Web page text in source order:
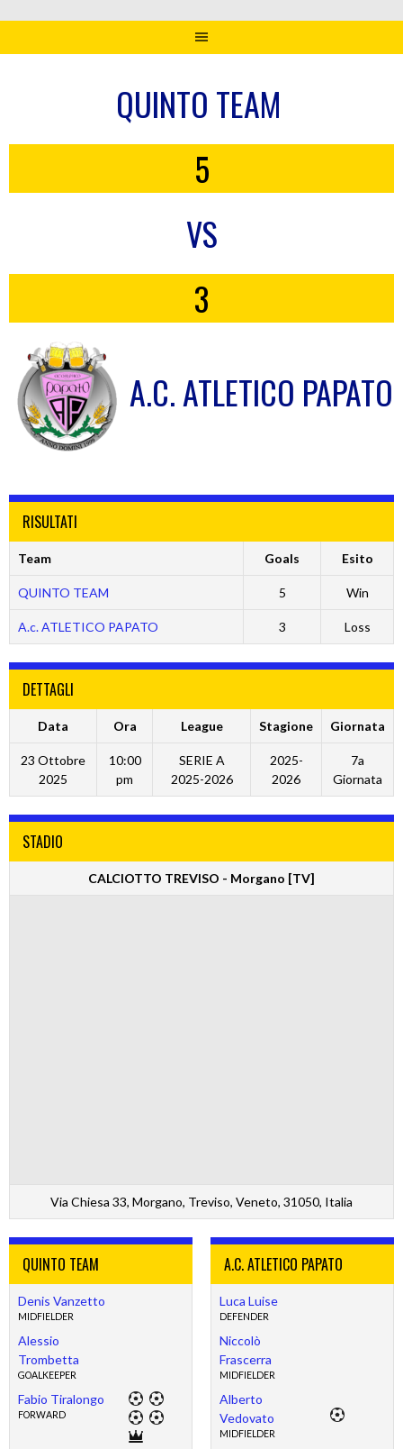
QUINTO TEAM
5
VS
3
A.C. ATLETICO PAPATO
RISULTATI
Team Goals Esito
QUINTO TEAM 5 Win
A.c. ATLETICO PAPATO 3 Loss
DETTAGLI
Data Ora League Stagione Giornata
23 Ottobre
2025
10:00
pm
SERIE A
2025-2026
2025-
2026
7a
Giornata
STADIO
CALCIOTTO TREVISO - Morgano [TV]
Via Chiesa 33, Morgano, Treviso, Veneto, 31050, Italia
QUINTO TEAM
Denis Vanzetto
MIDFIELDER
Alessio
Trombetta
GOALKEEPER
Fabio Tiralongo
FORWARD
A.C. ATLETICO PAPATO
Luca Luise
DEFENDER
Niccolò
Frascerra
MIDFIELDER
Alberto
Vedovato
MIDFIELDER